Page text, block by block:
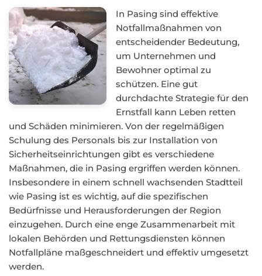
In Pasing sind effektive
Notfallmaßnahmen von
entscheidender Bedeutung,
um Unternehmen und
Bewohner optimal zu
schützen. Eine gut
durchdachte Strategie für den
Ernstfall kann Leben retten
und Schäden minimieren. Von der regelmäßigen
Schulung des Personals bis zur Installation von
Sicherheitseinrichtungen gibt es verschiedene
Maßnahmen, die in Pasing ergriffen werden können.
Insbesondere in einem schnell wachsenden Stadtteil
wie Pasing ist es wichtig, auf die spezifischen
Bedürfnisse und Herausforderungen der Region
einzugehen. Durch eine enge Zusammenarbeit mit
lokalen Behörden und Rettungsdiensten können
Notfallpläne maßgeschneidert und effektiv umgesetzt
werden.